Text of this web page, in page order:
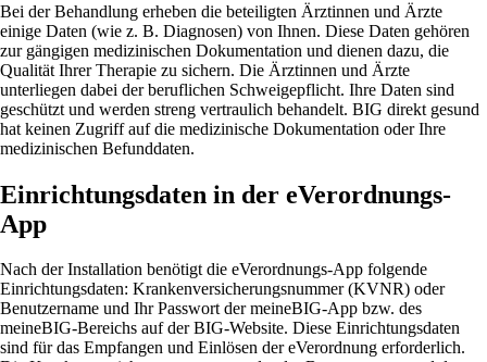
Bei der Behandlung erheben die beteiligten Ärztinnen und Ärzte
einige Daten (wie z. B. Diagnosen) von Ihnen. Diese Daten gehören
zur gängigen medizinischen Dokumentation und dienen dazu, die
Qualität Ihrer Therapie zu sichern. Die Ärztinnen und Ärzte
unterliegen dabei der beruflichen Schweigepflicht. Ihre Daten sind
geschützt und werden streng vertraulich behandelt. BIG direkt gesund
hat keinen Zugriff auf die medizinische Dokumentation oder Ihre
medizinischen Befunddaten.
Einrichtungsdaten in der eVerordnungs-
App
Nach der Installation benötigt die eVerordnungs-App folgende
Einrichtungsdaten: Krankenversicherungsnummer (KVNR) oder
Benutzername und Ihr Passwort der meineBIG-App bzw. des
meineBIG-Bereichs auf der BIG-Website. Diese Einrichtungsdaten
sind für das Empfangen und Einlösen der eVerordnung erforderlich.